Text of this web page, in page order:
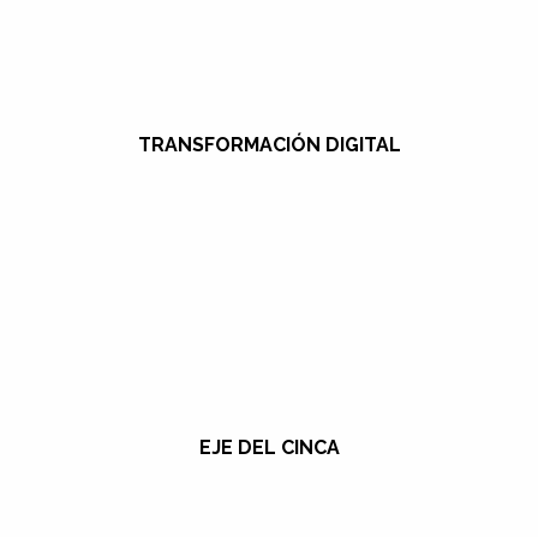
TRANSFORMACIÓN DIGITAL
EJE DEL CINCA